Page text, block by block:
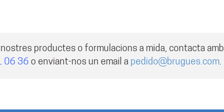
productes o formulacions a mida, contacta amb
06 36 o enviant-nos un email a pedido@brugues.com.